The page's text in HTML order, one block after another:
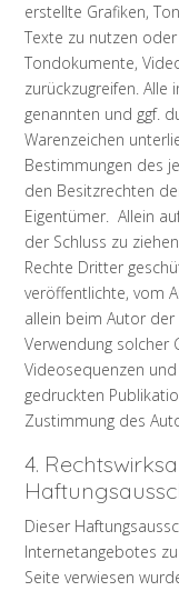
erstellte Grafiken,
Texte zu nutzen
Tondokumente,
zurückzugreifen.
genannten und ggf.
Warenzeichen
Bestimmungen des
den Besitzrechten
Eigentümer. Allein
der Schluss zu
Rechte Dritter
veröffentlichte, vom
allein beim Autor der
Verwendung solcher
Videosequenzen
gedruckten
Zustimmung des
4.
Dieser
Internetangebotes
Seite verwiesen